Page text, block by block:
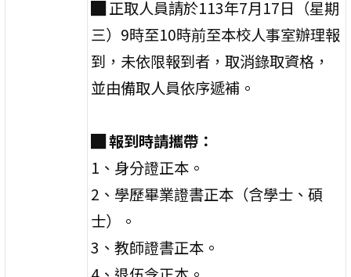
█ 正取人員請於113年7月17日（星期
三）9時至10時前至本校人事室辦理報
到，未依限報到者，取消錄取資格，
並由備取人員依序遞補。
█報到時請攜帶：
1、身分證正本。
2、學歷畢業證書正本（含學士、碩
士）。
3、教師證書正本。